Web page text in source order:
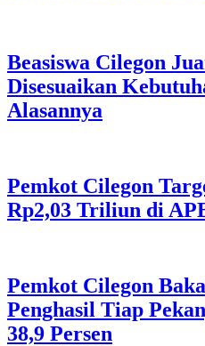
Beasiswa Cilegon
Disesuaikan
Alasannya
Pemkot Cilegon
Rp2,03 Triliun di
Pemkot Cilegon
Penghasil Tiap
38,9 Persen